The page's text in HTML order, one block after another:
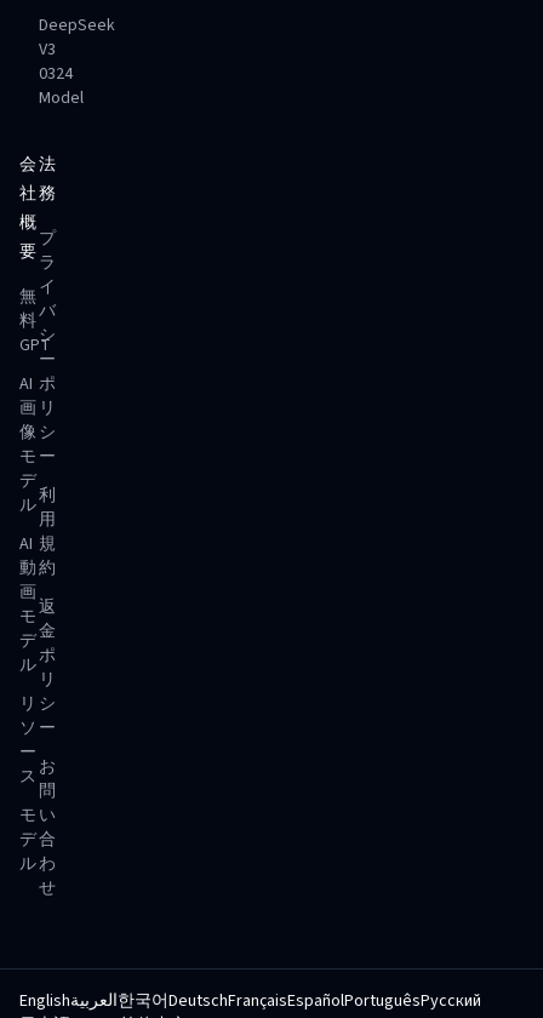
DeepSeek
V3
0324
Model
会
社
概
要
無
料
GPT
AI
画
像
モ
デ
ル
AI
動
画
モ
デ
ル
リ
ソ
ー
ス
モ
デ
ル
法
務
プ
ラ
イ
バ
シ
ー
ポ
リ
シ
ー
利
用
規
約
返
金
ポ
リ
シ
ー
お
問
い
合
わ
せ
Englishالعربية한국어DeutschFrançaisEspañolPortuguêsРусский